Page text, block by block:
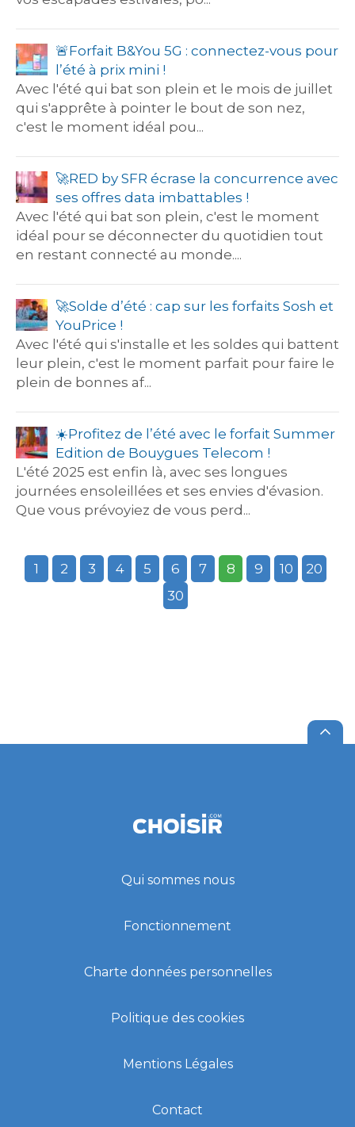
​🚨​Forfait B&You 5G : connectez-vous pour
l’été à prix mini !
Avec l'été qui bat son plein et le mois de juillet
qui s'apprête à pointer le bout de son nez,
c'est le moment idéal pou...
🚀​RED by SFR écrase la concurrence avec
ses offres data imbattables !
Avec l'été qui bat son plein, c'est le moment
idéal pour se déconnecter du quotidien tout
en restant connecté au monde....
🚀​Solde d’été : cap sur les forfaits Sosh et
YouPrice !
Avec l'été qui s'installe et les soldes qui battent
leur plein, c'est le moment parfait pour faire le
plein de bonnes af...
☀️​Profitez de l’été avec le forfait Summer
Edition de Bouygues Telecom !
L'été 2025 est enfin là, avec ses longues
journées ensoleillées et ses envies d'évasion.
Que vous prévoyiez de vous perd...
1 2 3 4 5 6 7 8 9 10
20
30
Qui sommes nous
Fonctionnement
Charte données personnelles
Politique des cookies
Mentions Légales
Contact